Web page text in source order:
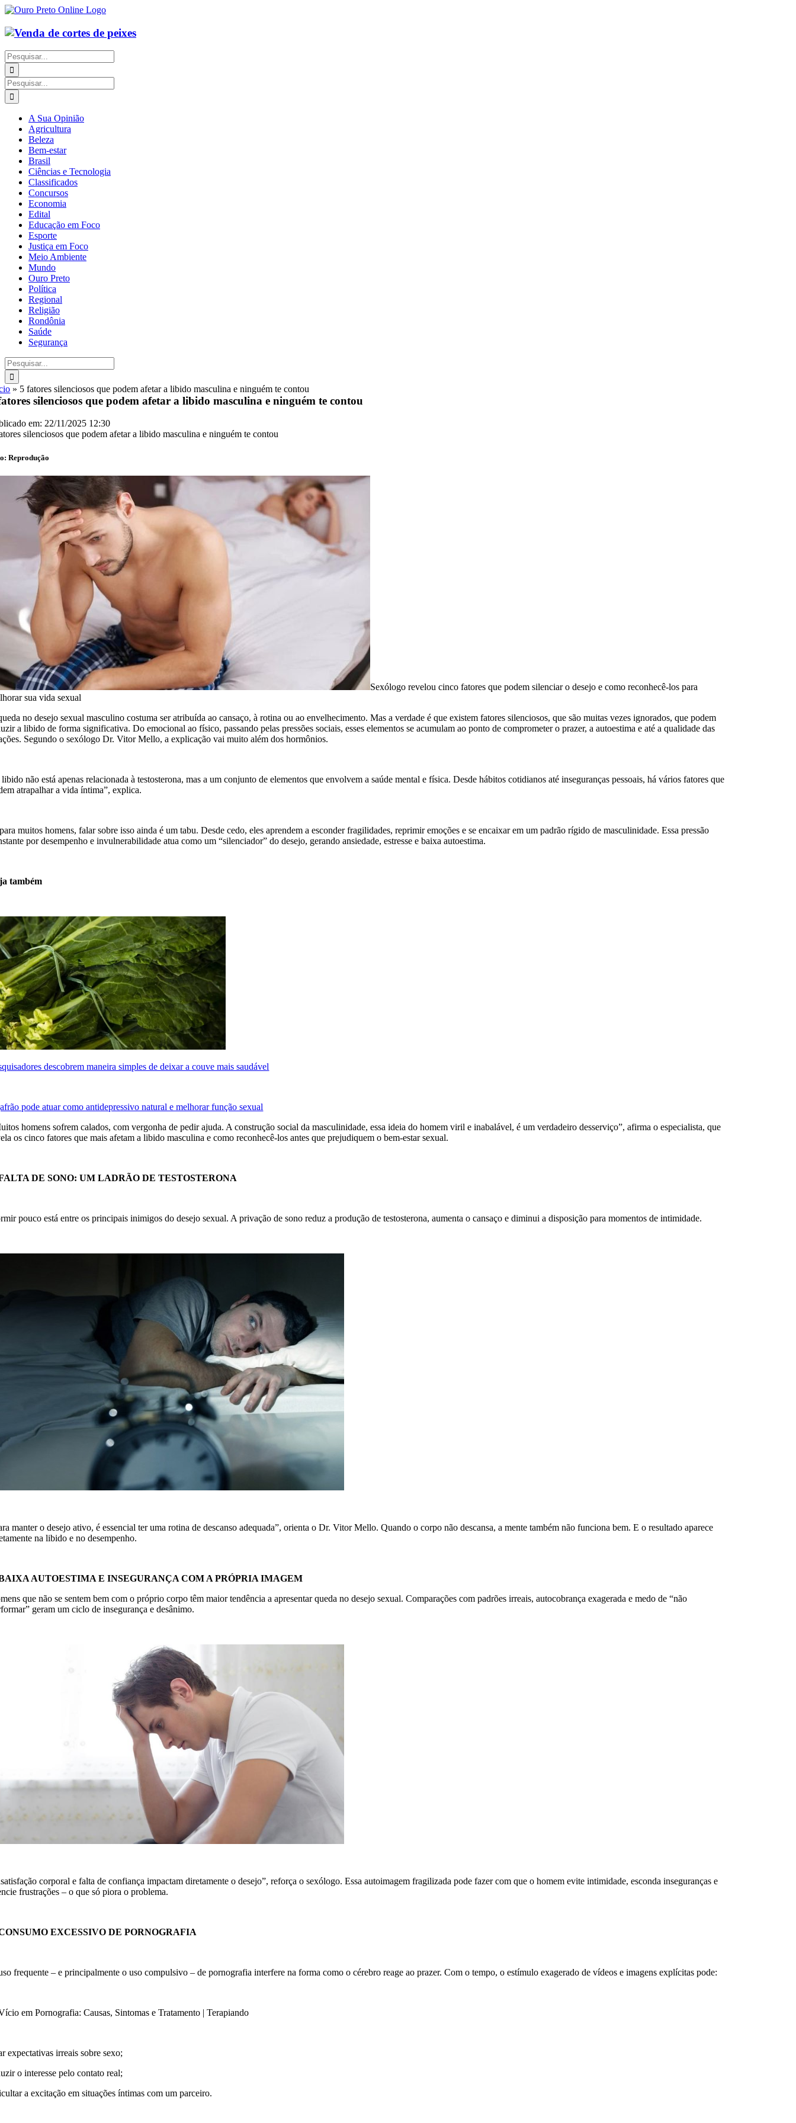
Ir
o
conteúdo
Buscar
resultados
para:
Buscar
resultados
para:
A Sua Opinião
Agricultura
Beleza
Bem-estar
Brasil
Ciências e Tecnologia
Classificados
Concursos
Economia
Edital
Educação em Foco
Esporte
Justiça em Foco
Meio Ambiente
Mundo
Ouro Preto
Política
Regional
Religião
Rondônia
Saúde
Segurança
Buscar
resultados
para:
» 5 fatores silenciosos que podem afetar a libido masculina e ninguém te contou
silenciosos que podem afetar a libido masculina e ninguém te contou
em: 22/11/2025 12:30
silenciosos que podem afetar a libido masculina e ninguém te contou
Reprodução
Sexólogo revelou cinco fatores que podem silenciar o desejo e como reconhecê-los para
sua vida sexual
no desejo sexual masculino costuma ser atribuída ao cansaço, à rotina ou ao envelhecimento. Mas a verdade é que existem fatores silenciosos, que são muitas vezes ignorados, que podem
a libido de forma significativa. Do emocional ao físico, passando pelas pressões sociais, esses elementos se acumulam ao ponto de comprometer o prazer, a autoestima e até a qualidade das
Segundo o sexólogo Dr. Vitor Mello, a explicação vai muito além dos hormônios.
não está apenas relacionada à testosterona, mas a um conjunto de elementos que envolvem a saúde mental e física. Desde hábitos cotidianos até inseguranças pessoais, há vários fatores que
atrapalhar a vida íntima”, explica.
muitos homens, falar sobre isso ainda é um tabu. Desde cedo, eles aprendem a esconder fragilidades, reprimir emoções e se encaixar em um padrão rígido de masculinidade. Essa pressão
por desempenho e invulnerabilidade atua como um “silenciador” do desejo, gerando ansiedade, estresse e baixa autoestima.
também
descobrem maneira simples de deixar a couve mais saudável
pode atuar como antidepressivo natural e melhorar função sexual
homens sofrem calados, com vergonha de pedir ajuda. A construção social da masculinidade, essa ideia do homem viril e inabalável, é um verdadeiro desserviço”, afirma o especialista, que
os cinco fatores que mais afetam a libido masculina e como reconhecê-los antes que prejudiquem o bem-estar sexual.
DE SONO: UM LADRÃO DE TESTOSTERONA
pouco está entre os principais inimigos do desejo sexual. A privação de sono reduz a produção de testosterona, aumenta o cansaço e diminui a disposição para momentos de intimidade.
manter o desejo ativo, é essencial ter uma rotina de descanso adequada”, orienta o Dr. Vitor Mello. Quando o corpo não descansa, a mente também não funciona bem. E o resultado aparece
na libido e no desempenho.
AUTOESTIMA E INSEGURANÇA COM A PRÓPRIA IMAGEM
que não se sentem bem com o próprio corpo têm maior tendência a apresentar queda no desejo sexual. Comparações com padrões irreais, autocobrança exagerada e medo de “não
geram um ciclo de insegurança e desânimo.
corporal e falta de confiança impactam diretamente o desejo”, reforça o sexólogo. Essa autoimagem fragilizada pode fazer com que o homem evite intimidade, esconda inseguranças e
frustrações – o que só piora o problema.
EXCESSIVO DE PORNOGRAFIA
frequente – e principalmente o uso compulsivo – de pornografia interfere na forma como o cérebro reage ao prazer. Com o tempo, o estímulo exagerado de vídeos e imagens explícitas pode:
expectativas irreais sobre sexo;
o interesse pelo contato real;
a excitação em situações íntimas com um parceiro.